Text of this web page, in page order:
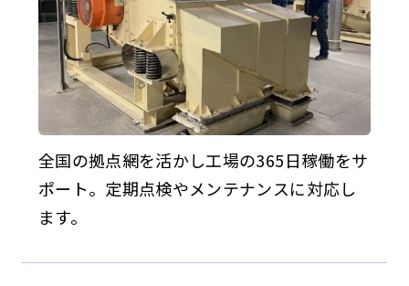
全国の拠点網を活かし工場の365日稼働をサ
ポート。定期点検やメンテナンスに対応し
ます。